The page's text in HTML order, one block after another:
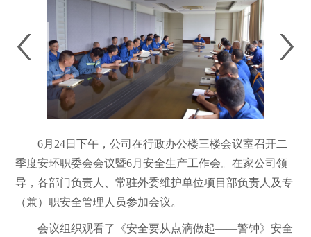
6月24日下午，公司在行政办公楼三楼会议室召开二
季度安环职委会会议暨6月安全生产工作会。在家公司领
导，各部门负责人、常驻外委维护单位项目部负责人及专
（兼）职安全管理人员参加会议。
会议组织观看了《安全要从点滴做起——警钟》安全